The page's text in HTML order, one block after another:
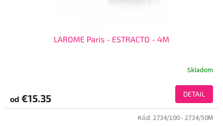
LAROME Paris - ESTRACTO - 4M
Skladom
od €15.35 DETAIL
Kód: 2734/100- 2734/50M